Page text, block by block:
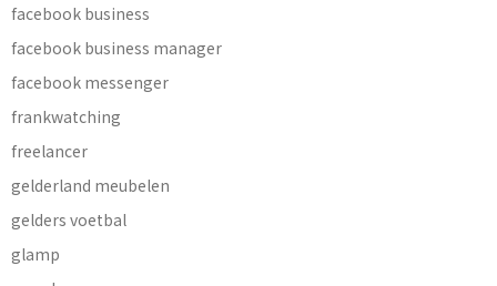
facebook business
facebook business manager
facebook messenger
frankwatching
freelancer
gelderland meubelen
gelders voetbal
glamp